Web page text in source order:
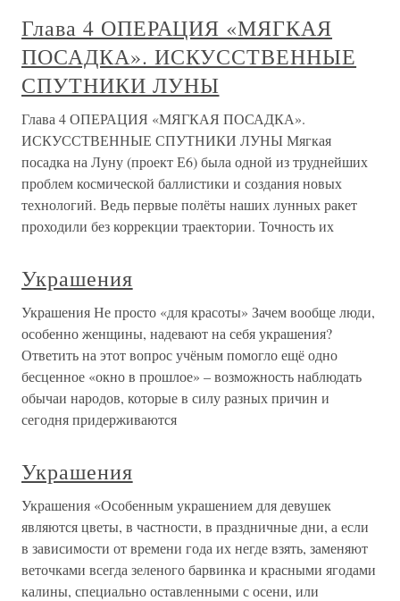
Глава 4 ОПЕРАЦИЯ «МЯГКАЯ
ПОСАДКА». ИСКУССТВЕННЫЕ
СПУТНИКИ ЛУНЫ
Глава 4 ОПЕРАЦИЯ «МЯГКАЯ ПОСАДКА».
ИСКУССТВЕННЫЕ СПУТНИКИ ЛУНЫ Мягкая
посадка на Луну (проект Е6) была одной из труднейших
проблем космической баллистики и создания новых
технологий. Ведь первые полёты наших лунных ракет
проходили без коррекции траектории. Точность их
Украшения
Украшения Не просто «для красоты» Зачем вообще люди,
особенно женщины, надевают на себя украшения?
Ответить на этот вопрос учёным помогло ещё одно
бесценное «окно в прошлое» – возможность наблюдать
обычаи народов, которые в силу разных причин и
сегодня придерживаются
Украшения
Украшения «Особенным украшением для девушек
являются цветы, в частности, в праздничные дни, а если
в зависимости от времени года их негде взять, заменяют
веточками всегда зеленого барвинка и красными ягодами
калины, специально оставленными с осени, или